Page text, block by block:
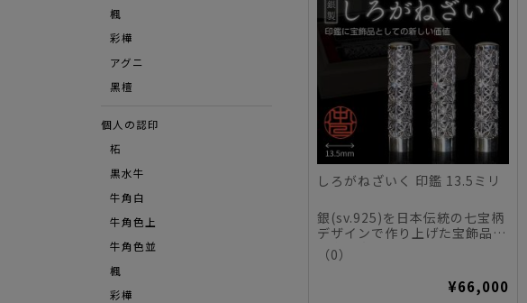
楓
彩樺
アグニ
⿊檀
個人の認印
柘
黒水牛
牛角白
牛角色上
牛角色並
楓
彩樺
しろがねざいく 印鑑 13.5ミリ
銀(sv.925)を日本伝統の七宝柄
デザインで作り上げた宝飾品の
魅力と実用性のある印鑑で...
（0）
¥66,000